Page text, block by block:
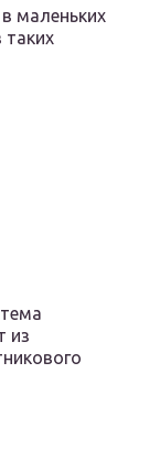
маленьких
таких
из